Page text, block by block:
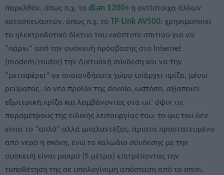
παρελθόν, όπως π.χ. το dLan 1200+ ή αντίστοιχα άλλων
κατασκευαστών, όπως π.χ. το TP-Link AV500: χρησιμοποιεί
το ηλεκτροδοτικό δίκτυο του εκάστοτε σπιτιού για να
"πάρει" από την συσκευή πρόσβασης στο Internet
(modem/router) την Δικτυακή σύνδεση και να την
"μεταφέρει" σε οποιονδήποτε χώρο υπάρχει πρίζα, μέσω
ρεύματος. Το νέο προϊόν της devolo, ωστόσο, αξιοποιεί
εξωτερική πρίζα και λαμβάνοντας στα υπ' όψιν τις
παραμέτρους της ειδικής λειτουργίας του: το φις του δεν
είναι το "απλό" αλλά μπαλαντέζας, άριστα προστατευμένο
από νερό η σκόνη, ενώ το καλώδιο σύνδεσης με την
συσκευή είναι μακρύ (5 μέτρα) επιτρέποντας την
τοποθέτησή της σε υπολογίσιμη απόσταση από το σπίτι.